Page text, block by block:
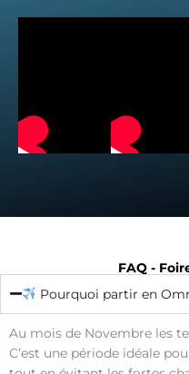
FAQ -
Pourquoi partir en
Au mois de Novembre les
C’est une période idéale